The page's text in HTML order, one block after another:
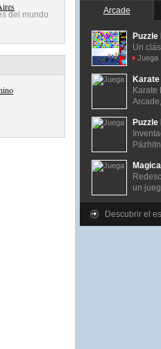
del mundo Arcade
Un
Juega
Karate
un
Descubrir el